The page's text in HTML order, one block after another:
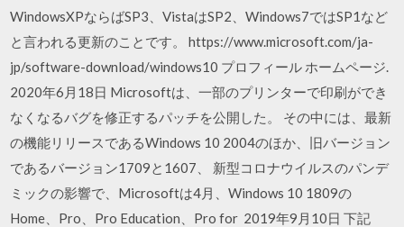
WindowsXPならばSP3、VistaはSP2、Windows7ではSP1など
と言われる更新のことです。 https://www.microsoft.com/ja-
jp/software-download/windows10 プロフィール ホームページ.
2020年6月18日 Microsoftは、一部のプリンターで印刷ができ
なくなるバグを修正するパッチを公開した。 その中には、最新
の機能リリースであるWindows 10 2004のほか、旧バージョン
であるバージョン1709と1607、 新型コロナウイルスのパンデ
ミックの影響で、Microsoftは4月、Windows 10 1809の
Home、Pro、Pro Education、Pro for 2019年9月10日 下記